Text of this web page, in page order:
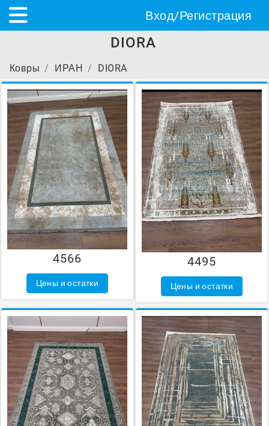
Вход/Регистрация
DIORA
Ковры ИРАН DIORA
4566
Цены и остатки
4495
Цены и остатки